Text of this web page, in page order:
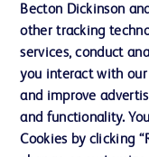
równość
Wiadomości, media i
Nasza firma
Etyka i zgodność z
Dział wsparcia
Becton Dickinson
other tracking
services, conduct
you interact with our
and improve
and functionality.
Cookies by clicking